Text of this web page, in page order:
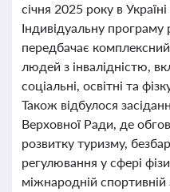
січня 2025 року в
Індивідуальну програму
передбачає
людей з інвалідністю,
соціальні, освітні та
Також відбулося
Верховної Ради, де
розвитку туризму,
регулювання у сфері
міжнародній